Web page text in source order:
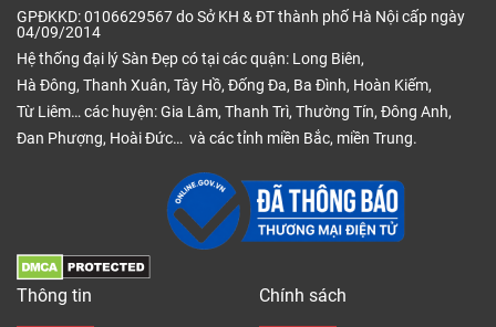
GPĐKKD: 0106629567 do Sở KH & ĐT thành phố Hà Nội cấp ngày
04/09/2014
Hệ thống đại lý Sàn Đẹp có tại các quận: Long Biên,
Hà Đông, Thanh Xuân, Tây Hồ, Đống Đa, Ba Đình, Hoàn Kiếm,
Từ Liêm… các huyện: Gia Lâm, Thanh Trì, Thường Tín, Đông Anh,
Đan Phượng, Hoài Đức… và các tỉnh miền Bắc, miền Trung.
Thông tin Chính sách